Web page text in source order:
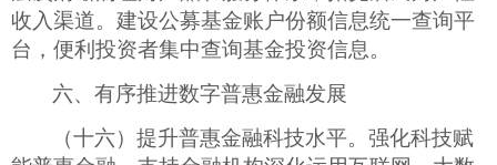
收入渠道。建设公募基金账户份额信息统一查询平
台，便利投资者集中查询基金投资信息。
六、有序推进数字普惠金融发展
（十六）提升普惠金融科技水平。强化科技赋